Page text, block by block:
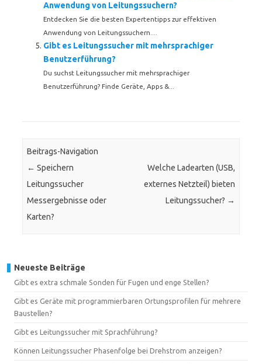
Anwendung von Leitungssuchern?
Entdecken Sie die besten Expertentipps zur effektiven
Anwendung von Leitungssuchern....
Gibt es Leitungssucher mit mehrsprachiger
Benutzerführung?
Du suchst Leitungssucher mit mehrsprachiger
Benutzerführung? Finde Geräte, Apps &...
Beitrags-Navigation
← Speichern
Leitungssucher
Messergebnisse oder
Karten?
Welche Ladearten (USB,
externes Netzteil) bieten
Leitungssucher? →
Neueste Beiträge
Gibt es extra schmale Sonden für Fugen und enge Stellen?
Gibt es Geräte mit programmierbaren Ortungsprofilen für mehrere
Baustellen?
Gibt es Leitungssucher mit Sprachführung?
Können Leitungssucher Phasenfolge bei Drehstrom anzeigen?